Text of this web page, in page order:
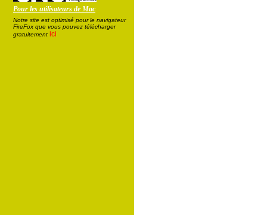
Pour les utilisateurs de Mac
Notre site est optimisé pour le navigateur
FireFox que vous pouvez télécharger
gratuitement ici